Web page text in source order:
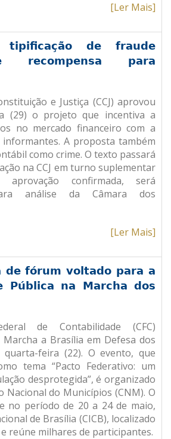
[Ler Mais]
tipificação de fraude
recompensa para
e Justiça (CCJ) aprovou
(29) o projeto que incentiva a
no mercado financeiro com a
A proposta também
como crime. O texto passará
na CCJ em turno suplementar
confirmada, será
análise da Câmara dos
[Ler Mais]
de fórum voltado para a
Pública na Marcha dos
de Contabilidade (CFC)
Marcha a Brasília em Defesa dos
quarta-feira (22). O evento, que
tema “Pacto Federativo: um
desprotegida”, é organizado
Nacional do Municípios (CNM). O
no período de 20 a 24 de maio,
de Brasília (CICB), localizado
reúne milhares de participantes.